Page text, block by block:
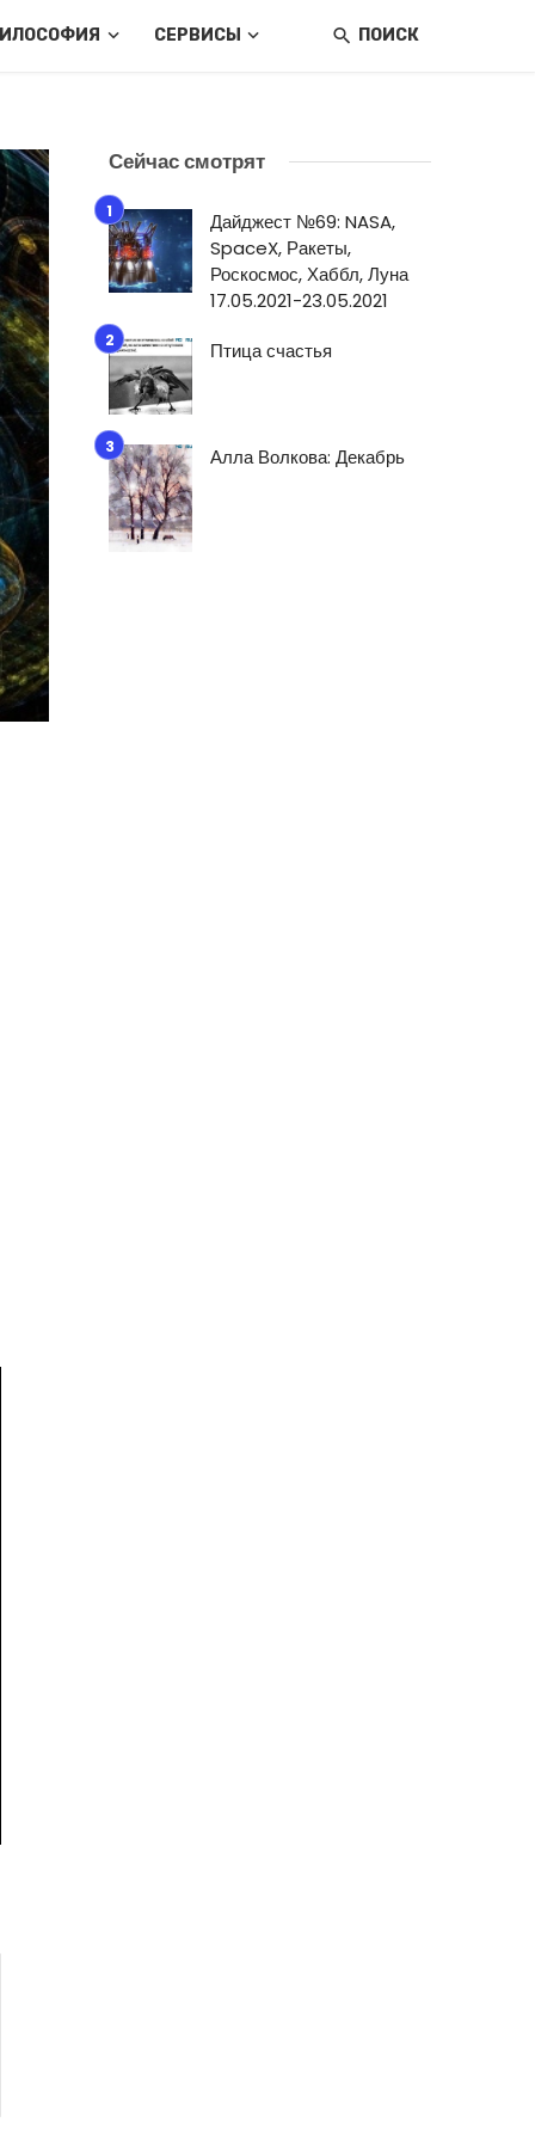
СЕРВИСЫ ПОИСК
Сейчас смотрят
Дайджест №69: NASA,
SpaceX, Ракеты,
Роскосмос, Хаббл, Луна
17.05.2021-23.05.2021
Птица счастья
Алла Волкова: Декабрь